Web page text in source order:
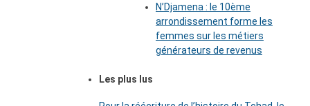
N’Djamena : le 10ème
arrondissement forme les
femmes sur les métiers
générateurs de revenus
Les plus lus